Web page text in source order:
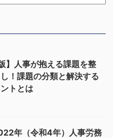
】人事が抱える課題を整
！課題の分類と解決する
トとは
年（令和4年）人事労務